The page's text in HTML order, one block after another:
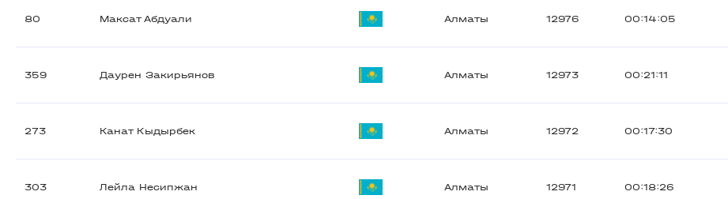
80 Максат Абдуали Алматы 12976 00:14:05
359 Даурен Закирьянов Алматы 12973 00:21:11
273 Канат Кыдырбек Алматы 12972 00:17:30
303 Лейла Несипжан Алматы 12971 00:18:26